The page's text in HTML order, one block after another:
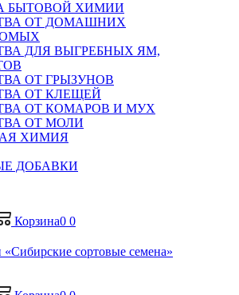
БЫТОВОЙ ХИМИИ
ОТ ДОМАШНИХ
ДЛЯ ВЫГРЕБНЫХ ЯМ,
ОТ ГРЫЗУНОВ
ОТ КЛЕЩЕЙ
ОТ КОМАРОВ И МУХ
ОТ МОЛИ
ХИМИЯ
ДОБАВКИ
Корзина0 0